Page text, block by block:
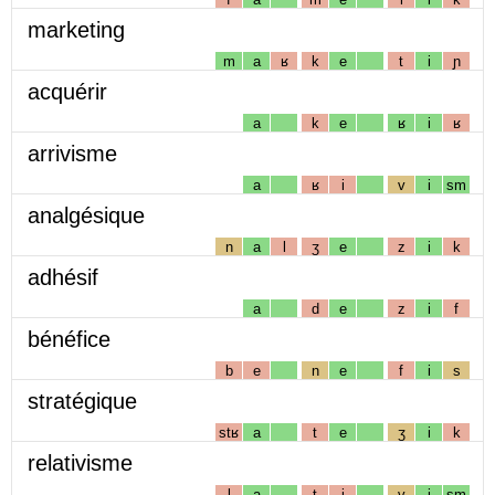
marketing
m a ʁ k e t i ɲ
acquérir
a k e ʁ i ʁ
arrivisme
a ʁ i v i sm
analgésique
n a l ʒ e z i k
adhésif
a d e z i f
bénéfice
b e n e f i s
stratégique
stʁ a t e ʒ i k
relativisme